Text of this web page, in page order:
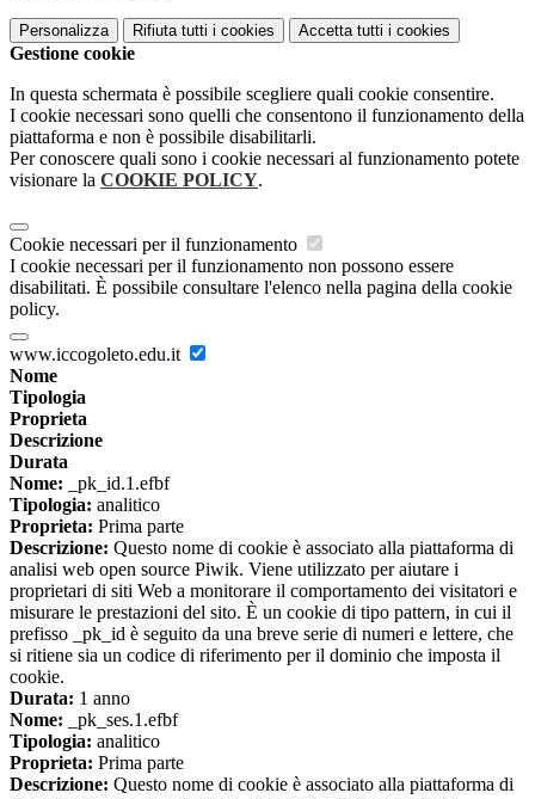
Personalizza Rifiuta tutti i cookies Accetta tutti i cookies
Gestione cookie
In questa schermata è possibile scegliere quali cookie consentire.
I cookie necessari sono quelli che consentono il funzionamento della
piattaforma e non è possibile disabilitarli.
Per conoscere quali sono i cookie necessari al funzionamento potete
visionare la COOKIE POLICY.
Cookie necessari per il funzionamento
I cookie necessari per il funzionamento non possono essere
disabilitati. È possibile consultare l'elenco nella pagina della cookie
policy.
www.iccogoleto.edu.it
Nome
Tipologia
Proprieta
Descrizione
Durata
Nome: _pk_id.1.efbf
Tipologia: analitico
Proprieta: Prima parte
Descrizione: Questo nome di cookie è associato alla piattaforma di
analisi web open source Piwik. Viene utilizzato per aiutare i
proprietari di siti Web a monitorare il comportamento dei visitatori e
misurare le prestazioni del sito. È un cookie di tipo pattern, in cui il
prefisso _pk_id è seguito da una breve serie di numeri e lettere, che
si ritiene sia un codice di riferimento per il dominio che imposta il
cookie.
Durata: 1 anno
Nome: _pk_ses.1.efbf
Tipologia: analitico
Proprieta: Prima parte
Descrizione: Questo nome di cookie è associato alla piattaforma di